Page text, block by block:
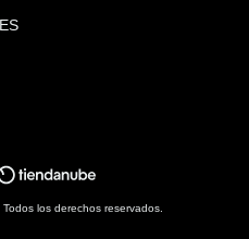
los derechos reservados.